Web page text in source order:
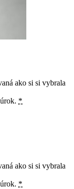
ako si si vybrala
*
ako si si vybrala
*